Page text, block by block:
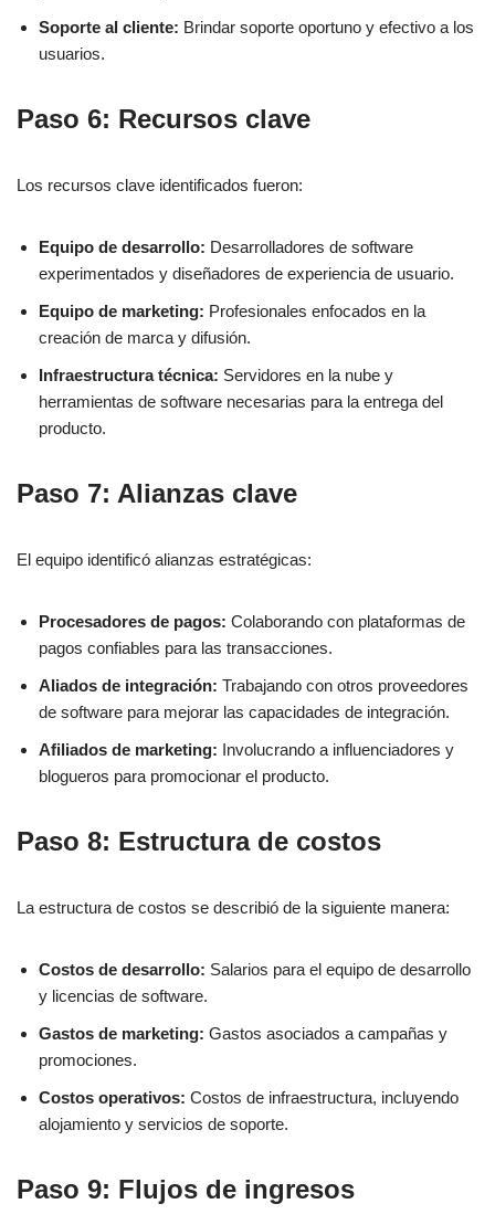
Soporte al cliente: Brindar soporte oportuno y efectivo a los
usuarios.
Paso 6: Recursos clave
Los recursos clave identificados fueron:
Equipo de desarrollo: Desarrolladores de software
experimentados y diseñadores de experiencia de usuario.
Equipo de marketing: Profesionales enfocados en la
creación de marca y difusión.
Infraestructura técnica: Servidores en la nube y
herramientas de software necesarias para la entrega del
producto.
Paso 7: Alianzas clave
El equipo identificó alianzas estratégicas:
Procesadores de pagos: Colaborando con plataformas de
pagos confiables para las transacciones.
Aliados de integración: Trabajando con otros proveedores
de software para mejorar las capacidades de integración.
Afiliados de marketing: Involucrando a influenciadores y
blogueros para promocionar el producto.
Paso 8: Estructura de costos
La estructura de costos se describió de la siguiente manera:
Costos de desarrollo: Salarios para el equipo de desarrollo
y licencias de software.
Gastos de marketing: Gastos asociados a campañas y
promociones.
Costos operativos: Costos de infraestructura, incluyendo
alojamiento y servicios de soporte.
Paso 9: Flujos de ingresos